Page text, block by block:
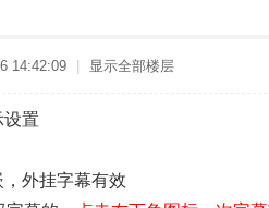
14:42:09 显示全部楼层
设置
外挂字幕有效